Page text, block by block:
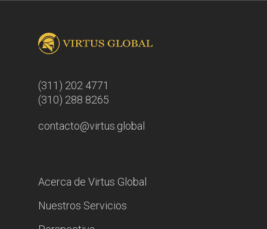
(311) 202 4771
(310) 288 8265
contacto@virtus.global
Acerca de Virtus Global
Nuestros Servicios